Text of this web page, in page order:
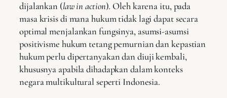
dijalankan (law in action). Oleh karena itu, pada
masa krisis di mana hukum tidak lagi dapat secara
optimal menjalankan fungsinya, asumsi-asumsi
positivisme hukum tetang pemurnian dan kepastian
hukum perlu dipertanyakan dan diuji kembali,
khususnya apabila dihadapkan dalam konteks
negara multikultural seperti Indonesia.